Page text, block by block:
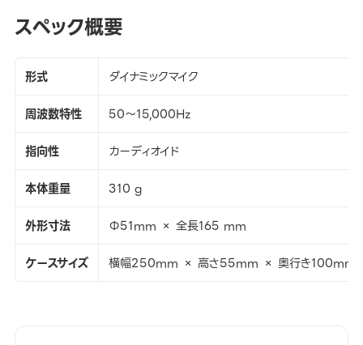
スペック概要
形式
ダイナミックマイク
周波数特性
50～15,000Hz
指向性
カーディオイド
本体重量
310 g
外形寸法
Φ51mm × 全長165 mm
ケースサイズ
横幅250mm × 高さ55mm × 奥行き100mm